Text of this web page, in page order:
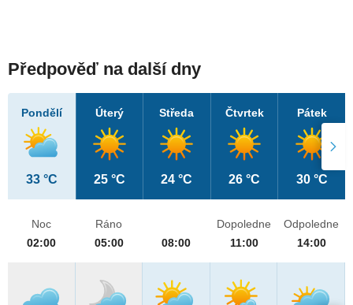
Předpověď na další dny
Pondělí
33 °C
Úterý
25 °C
Středa
24 °C
Čtvrtek
26 °C
Pátek
30 °C
Noc
02:00
Ráno
05:00
08:00
Dopoledne
11:00
Odpoledne
14:00